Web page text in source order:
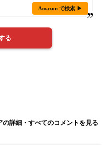
Amazon で検索 ▶
の詳細・すべてのコメントを見る